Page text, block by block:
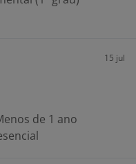
15 jul
de 1 ano